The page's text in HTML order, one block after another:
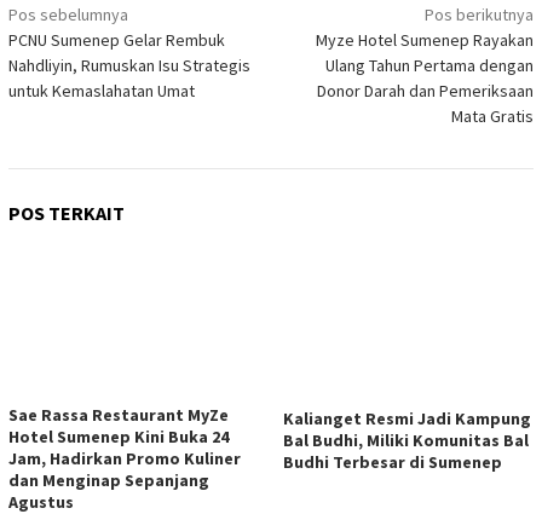
Navigasi
pos
Pos sebelumnya
PCNU Sumenep Gelar Rembuk
Nahdliyin, Rumuskan Isu Strategis
untuk Kemaslahatan Umat
Pos berikutnya
Myze Hotel Sumenep Rayakan
Ulang Tahun Pertama dengan
Donor Darah dan Pemeriksaan
Mata Gratis
POS TERKAIT
Sae Rassa Restaurant MyZe
Hotel Sumenep Kini Buka 24
Jam, Hadirkan Promo Kuliner
dan Menginap Sepanjang
Agustus
Kalianget Resmi Jadi Kampung
Bal Budhi, Miliki Komunitas Bal
Budhi Terbesar di Sumenep